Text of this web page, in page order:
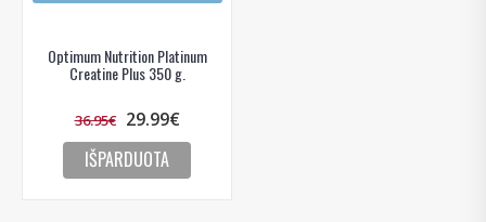
Optimum Nutrition Platinum
Creatine Plus 350 g.
36.95€ 29.99€
IŠPARDUOTA